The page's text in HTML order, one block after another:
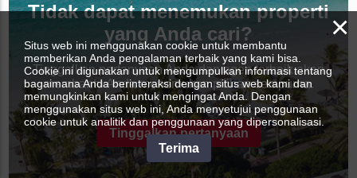
Tidak dapat menemukan properti
yang Anda cari?
Tinggalkan pertanyaan Anda dan agen terbaik akan
membantu Anda menemukan pilihan sempurna.
Tinggalkan pertanyaan
×
Situs web ini menggunakan cookie untuk membantu
memberikan Anda pengalaman terbaik yang kami bisa.
Cookie ini digunakan untuk mengumpulkan informasi tentang
bagaimana Anda berinteraksi dengan situs web kami dan
memungkinkan kami untuk mengingat Anda. Dengan
menggunakan situs web ini, Anda menyetujui penggunaan
cookie untuk analitik dan penggunaan yang dipersonalisasi.
Terima